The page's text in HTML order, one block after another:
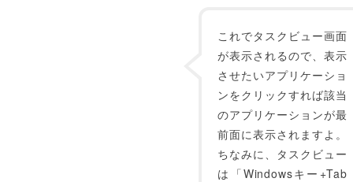
これでタスクビュー画面
が表示されるので、表示
させたいアプリケーショ
ンをクリックすれば該当
のアプリケーションが最
前面に表示されますよ。
ちなみに、タスクビュー
は「Windowsキー+Tab